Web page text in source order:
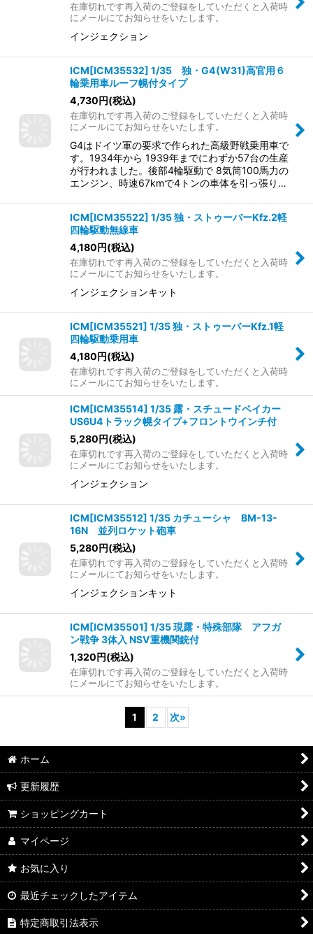
在庫切れです再入荷のご登録をしていただくと入荷時
にメールにてお知らせをいたします。
インジェクション
ICM[ICM35532] 1/35 独・G4(W31)高官用６
輪乗用車ルーフ幌付タイプ
4,730円(税込)
在庫切れです再入荷のご登録をしていただくと入荷時
にメールにてお知らせをいたします。
G4はドイツ軍の要求で作られた高級野戦乗用車で
す。1934年から 1939年までにわずか57台の生産
が行われました。後部4輪駆動で 8気筒100馬力の
エンジン、時速67kmで4トンの車体を引っ張り…
ICM[ICM35522] 1/35 独・ストゥーバーKfz.2軽
四輪駆動無線車
4,180円(税込)
在庫切れです再入荷のご登録をしていただくと入荷時
にメールにてお知らせをいたします。
インジェクションキット
ICM[ICM35521] 1/35 独・ストゥーバーKfz.1軽
四輪駆動乗用車
4,180円(税込)
在庫切れです再入荷のご登録をしていただくと入荷時
にメールにてお知らせをいたします。
ICM[ICM35514] 1/35 露・スチュードベイカー
US6U4トラック幌タイプ+フロントウインチ付
5,280円(税込)
在庫切れです再入荷のご登録をしていただくと入荷時
にメールにてお知らせをいたします。
インジェクション
ICM[ICM35512] 1/35 カチューシャ BM-13-
16N 並列ロケット砲車
5,280円(税込)
在庫切れです再入荷のご登録をしていただくと入荷時
にメールにてお知らせをいたします。
インジェクションキット
ICM[ICM35501] 1/35 現露・特殊部隊 アフガ
ン戦争 3体入 NSV重機関銃付
1,320円(税込)
在庫切れです再入荷のご登録をしていただくと入荷時
にメールにてお知らせをいたします。
1 2 次»
ホーム
更新履歴
ショッピングカート
マイページ
お気に入り
最近チェックしたアイテム
特定商取引法表示